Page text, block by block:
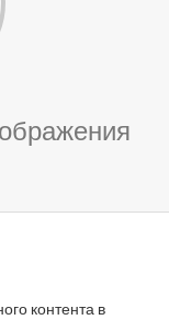
контента в